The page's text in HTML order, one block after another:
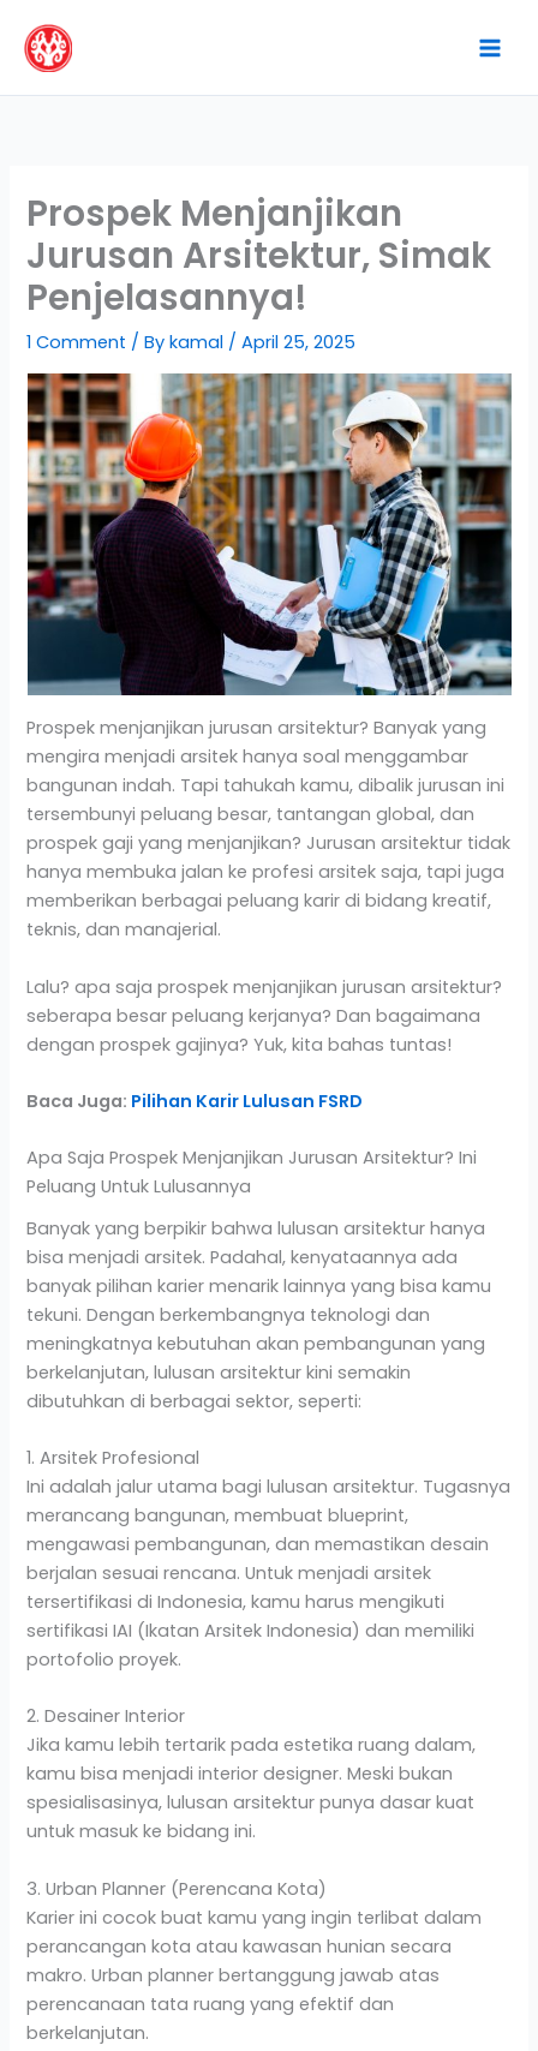
content
Prospek Menjanjikan
Jurusan Arsitektur, Simak
Penjelasannya!
1 Comment / Bykamal /April 25, 2025
Prospek menjanjikan jurusan arsitektur? Banyak yang
mengira menjadi arsitek hanya soal menggambar
bangunan indah. Tapi tahukah kamu, dibalik jurusan ini
tersembunyi peluang besar, tantangan global, dan
prospek gaji yang menjanjikan? Jurusan arsitektur tidak
hanya membuka jalan ke profesi arsitek saja, tapi juga
memberikan berbagai peluang karir di bidang kreatif,
teknis, dan manajerial.
Lalu? apa saja prospek menjanjikan jurusan arsitektur?
seberapa besar peluang kerjanya? Dan bagaimana
dengan prospek gajinya? Yuk, kita bahas tuntas!
Baca Juga: Pilihan Karir Lulusan FSRD
Apa Saja Prospek Menjanjikan Jurusan Arsitektur? Ini
Peluang Untuk Lulusannya
Banyak yang berpikir bahwa lulusan arsitektur hanya
bisa menjadi arsitek. Padahal, kenyataannya ada
banyak pilihan karier menarik lainnya yang bisa kamu
tekuni. Dengan berkembangnya teknologi dan
meningkatnya kebutuhan akan pembangunan yang
berkelanjutan, lulusan arsitektur kini semakin
dibutuhkan di berbagai sektor, seperti:
1. Arsitek Profesional
Ini adalah jalur utama bagi lulusan arsitektur. Tugasnya
merancang bangunan, membuat blueprint,
mengawasi pembangunan, dan memastikan desain
berjalan sesuai rencana. Untuk menjadi arsitek
tersertifikasi di Indonesia, kamu harus mengikuti
sertifikasi IAI (Ikatan Arsitek Indonesia) dan memiliki
portofolio proyek.
2. Desainer Interior
Jika kamu lebih tertarik pada estetika ruang dalam,
kamu bisa menjadi interior designer. Meski bukan
spesialisasinya, lulusan arsitektur punya dasar kuat
untuk masuk ke bidang ini.
3. Urban Planner (Perencana Kota)
Karier ini cocok buat kamu yang ingin terlibat dalam
perancangan kota atau kawasan hunian secara
makro. Urban planner bertanggung jawab atas
perencanaan tata ruang yang efektif dan
berkelanjutan.